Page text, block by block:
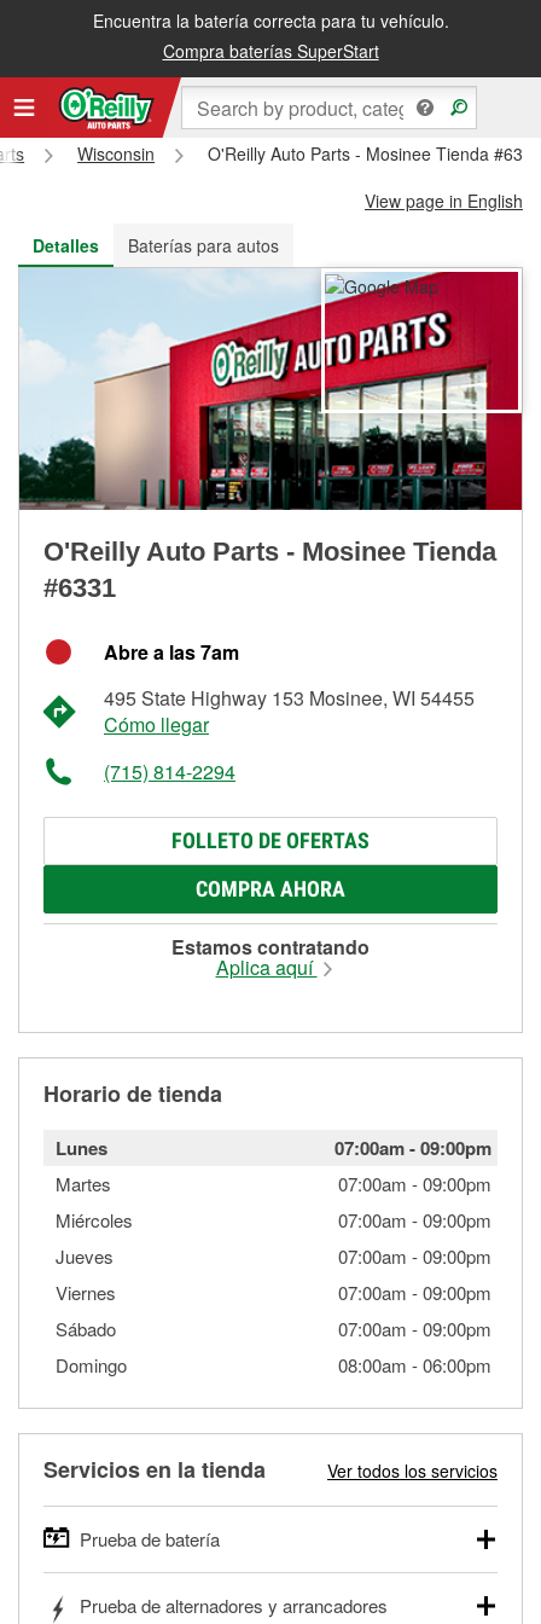
Encuentra la batería correcta para tu vehículo.
Compra baterías SuperStart
Recibe tu orden gratis al día siguiente o recógela en la tienda
Wisconsin
O'Reilly Auto Parts - Mosinee Tienda
View page in English
Detalles
Baterías para autos
O'Reilly Auto Parts - Mosinee Tienda
#6331
Abre a las 7am
495 State Highway 153 Mosinee, WI 54455
Cómo llegar
(715) 814-2294
FOLLETO DE OFERTAS
COMPRA AHORA
Estamos contratando
Aplica aquí
Horario de tienda
Lunes 07:00am-09:00pm
Martes 07:00am -09:00pm
Miércoles
07:00am -09:00pm
Jueves
07:00am -09:00pm
Viernes
07:00am -09:00pm
Sábado
07:00am -09:00pm
Domingo
08:00am -06:00pm
Servicios en la tienda Ver todos los servicios
Prueba de batería
autos, camionetas, SUVs, vehículos comerciales y
Prueba de alternadores y arrancadores